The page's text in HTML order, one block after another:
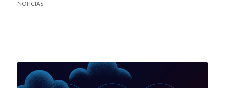
NOTICIAS